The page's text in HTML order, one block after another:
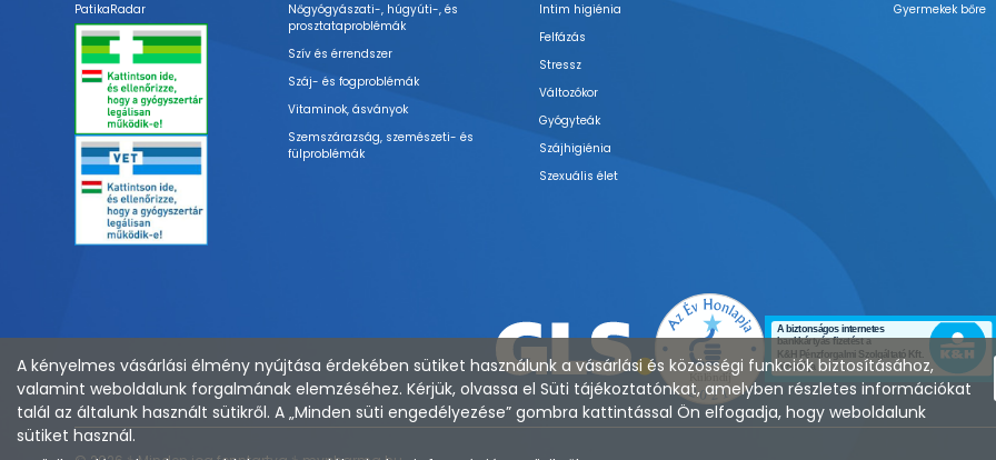
PatikaRadar
Nőgyógyászati-, húgyúti-, és
prosztataproblémák
Szív és érrendszer
Száj- és fogproblémák
Vitaminok, ásványok
Szemszárazság, szemészeti- és
fülproblémák
Intim higiénia
Felfázás
Stressz
Változókor
Gyógyteák
Szájhigiénia
Szexuális élet
Gyermekek bőre
A kényelmes vásárlási élmény nyújtása érdekében sütiket használunk a vásárlási és közösségi funkciók biztosításához,
valamint weboldalunk forgalmának elemzéséhez. Kérjük, olvassa el Süti tájékoztatónkat, amelyben részletes információkat
talál az általunk használt sütikről. A „Minden süti engedélyezése” gombra kattintással Ön elfogadja, hogy weboldalunk
sütiket használ.